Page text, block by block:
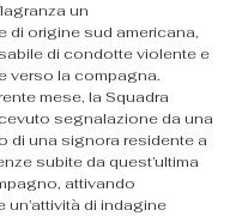
un
di origine sud americana,
di condotte violente e
verso la compagna.
mese, la Squadra
segnalazione da una
di una signora residente a
subite da quest’ultima
attivando
un’attività di indagine